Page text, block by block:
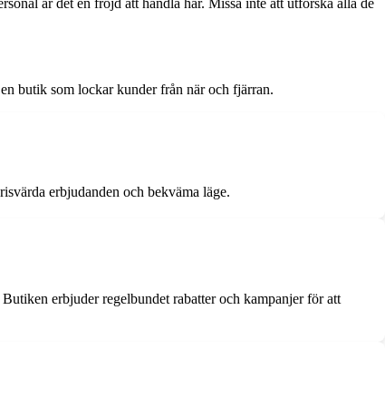
butik som lockar kunder från när och fjärran.
erbjudanden och bekväma läge.
erbjuder regelbundet rabatter och kampanjer för att